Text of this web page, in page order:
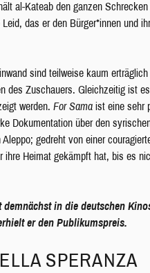
al-Kateab den ganzen
das er den Bürger*innen und
sind teilweise kaum erträglich
des Zuschauers. Gleichzeitig ist
werden. For Sama ist eine sehr
Dokumentation über den
gedreht von einer
ihre Heimat gekämpft hat, bis es
demnächst in die deutschen
er den Publikumspreis.
SPERANZA